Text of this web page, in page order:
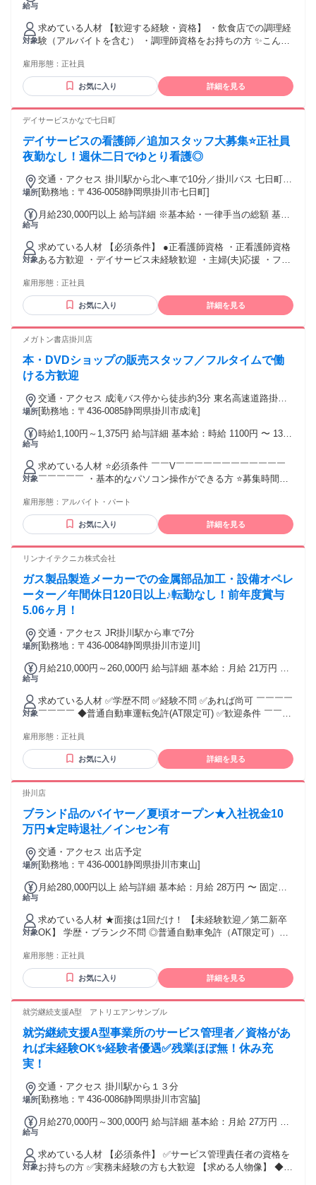
給与
れる通勤・皆勤・家族手当金額：なし 全員に一律で支払われ
るその他手当金額：なし 【その他手当】 資格手当：10,000
円/月 ※別途支給 (調理師・栄養士・管理栄養士いずれか) 昇
給： 年1回 賞与： 年2回（業績による） 交通費： 規定支給
て上限2万円／月 ※車通勤可（駐車場有） 諸手当： 残業手当
※試用期間３か月・条件変更なし ※固定残業代なし ＜⭐資格
手当月1万円支給＞ 調理師・栄養士・管理栄養士いずれかの資
格をお持ちの方には、毎月1万円の資格手当を支給。月給22万
円以上に加算されるため、資格がそのまま収入アップに直結
します。ブランクがある方も対象となり、過去に取得した資
格を活かして再スタートできる環境です。
対象
求めている人材 【歓迎する経験・資格】 ・飲食店での調理経
験（アルバイトを含む） ・調理師資格をお持ちの方 ✨こんな
より調理に集中したい方 ・決まった流れで調理を進めたい方
・チームで協力しながら働きたい方 ・働き方を見直したい方
・子育てが落ち着き、社員で安定して働きたい ✅無資格OK ✅
方も歓迎します ・病院、学校給食、社員食堂などでの調理経
由：あり（例外事由2号・18歳以上（労働基準法） 例外事由1
号・65歳未満（定年のため））
雇用形態： 正社員
お気に入り 詳細を見る
デイサービスかなで七日町
デイサービスの看護師／追加スタッフ大募集⭐正社員
夜勤なし！週休二日でゆとり看護◎
場所
交通・アクセス 掛川駅から北へ車で10分／掛川バス 七日町西
停留所すぐ／公共交通機関で通えます♪
[勤務地：〒436-0058静岡県掛川市七日町]
給与
月給230,000円以上 給与詳細 ※基本給・一律手当の総額 基本
当】 全員に一律で支払われる通勤・皆勤・家族手当金額：な
し 全員に一律で支払われるその他手当金額：あり 1ヶ月あた
り3万5000円 〜 基本給：195,000～380,000円 一律資格手当
30,000円 一律勤務手当5,000円 【下記手当は別途支給】 ■通
6,500円／月 15km以上 11,300円／月 ■役職手当：10,000円～
50,000円 ■住宅手当：5,000円～10,000円※ ■家族手当：2,000
円～15,000円※ ※は世帯主に限る 【昇給】年1回 【賞与】年
2回（2ヶ月分～） ※実績による。人事考課制度を設けていま
す。
対象
求めている人材 【必須条件】 ●正看護師資格 ・正看護師資格
ある方歓迎 ・デイサービス未経験歓迎 ・主婦(夫)応援 ・フリ
問看護師・デイサービス看護師・保育園看護師・美容クリニ
ックの看護師等の経験がある方 ⭐夜勤専従看護師から日勤の
みの看護師に転職したい方 派遣看護師やアルバイト・パート
ワークでお仕事探し中の方も◎ 年齢の条件と理由：あり（例
雇用形態： 正社員
お気に入り 詳細を見る
メガトン書店掛川店
本・DVDショップの販売スタッフ／フルタイムで働
ける方歓迎
場所
交通・アクセス 成滝バス停から徒歩約3分 東名高速道路掛川
ICから車で約10分
[勤務地：〒436-0085静岡県掛川市成滝]
給与
時給1,100円～1,375円 給与詳細 基本給：時給 1100円 〜 1375
対象
求めている人材 ⭐必須条件 ￣￣V￣￣￣￣￣￣￣￣￣￣￣￣
￣￣￣￣￣ ・基本的なパソコン操作ができる方 ⭐募集時間帯
00 (2)18：00～翌2：00（日曜日・月曜日） (3)2：00～10：00
・土曜・日曜に働ける方歓迎 ⭐歓迎条件 ￣￣V￣￣￣￣￣￣
￣￣￣￣￣￣￣￣￣￣￣ ・コンビニでの勤務経験がある方 ・
夜間勤務の経験がある方 ・レジ経験のある方 ⭐こんな方にお
裏方作業の両方を経験したい方
雇用形態： アルバイト・パート
お気に入り 詳細を見る
リンナイテクニカ株式会社
ガス製品製造メーカーでの金属部品加工・設備オペレ
ーター／年間休日120日以上♪転勤なし！前年度賞与
5.06ヶ月！
場所
交通・アクセス JR掛川駅から車で7分
[勤務地：〒436-0084静岡県掛川市逆川]
給与
月給210,000円～260,000円 給与詳細 基本給：月給 21万円 〜
れる通勤・皆勤・家族手当金額：あり 全員に一律で支払われ
るその他手当金額：あり ※経験、能力、年齢などを考慮し決
（年2回） （昨年度実績：5.06ヶ月分） 【各種手当につい
万2,000円 子供/6,000円 ◆役職手当：1,000円〜9万円 ◆割増
金：定時外1.26倍 深夜勤務1.25倍 ◆夜勤手当：3,000円/1日
対象
求めている人材 ✅学歴不問 ✅経験不問 ✅あれば尚可 ￣￣￣￣
￣￣￣￣ ◆普通自動車運転免許(AT限定可) ✅歓迎条件 ￣￣￣
＊経験者歓迎 ＊未経験OK 年齢の条件と理由：あり（例外事
由3号のイ・35歳未満（長期勤続によるキャリア形成のた
雇用形態： 正社員
お気に入り 詳細を見る
掛川店
ブランド品のバイヤー／夏頃オープン★入社祝金10
万円★定時退社／インセン有
場所
交通・アクセス 出店予定
[勤務地：〒436-0001静岡県掛川市東山]
給与
月給280,000円以上 給与詳細 基本給：月給 28万円 〜 固定残
勤・家族手当金額：なし 全員に一律で支払われるその他手当
金額：なし ■月給28万円～35万円以上＋役職手当＋インセン
ティブ ※固定残業代32時間/60,000円分を含む <副店長> 月給
30万円以上 <店長> 月給35万円以上 ◆インセンティブで大幅
達成率に応じて、毎月インセンティブが支給されます。先輩
メンバーの多くが、入社3～6ヶ月で初達成し、年間80万円を
超えるインセンティブをGETしています！
対象
求めている人材 ★面接は1回だけ！ 【未経験歓迎／第二新卒
OK】 学歴・ブランク不問 ◎普通自動車免許（AT限定可）も
いけど興味はある」 「接客を初めてチャレンジしたい」 そん
な方も大歓迎。イチから丁寧に教えるので安心です。 査定と
いう一生使えるスキルも身につきます！ ＜こんな経験活かせ
店の接客スタッフ、その他営業経験
雇用形態： 正社員
お気に入り 詳細を見る
就労継続支援A型 アトリエアンサンブル
就労継続支援A型事業所のサービス管理者／資格があ
れば未経験OK✨経験者優遇✅残業ほぼ無！休み充
実！
場所
交通・アクセス 掛川駅から１３分
[勤務地：〒436-0086静岡県掛川市宮脇]
給与
月給270,000円～300,000円 給与詳細 基本給：月給 27万円 〜
れる通勤・皆勤・家族手当金額：なし 全員に一律で支払われ
るその他手当金額：なし 賞与は業績により年1回（～2回）
対象
求めている人材 【必須条件】 ✅サービス管理責任者の資格を
お持ちの方 ✅実務未経験の方も大歓迎 【求める人物像】 ◆利